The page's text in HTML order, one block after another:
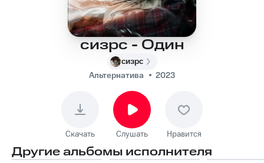
сизрс - Один
сизрс
Альтернатива
2023
Скачать Слушать Нравится
Другие альбомы исполнителя